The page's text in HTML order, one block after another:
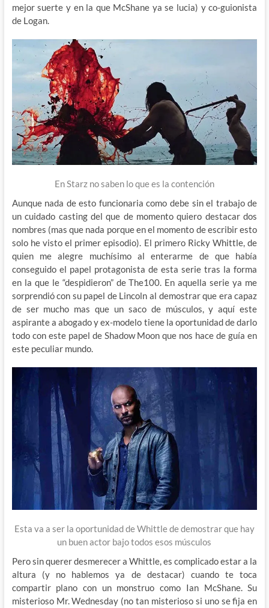
mejor suerte y en la que McShane ya se lucia) y co-guionista
de Logan.
En Starz no saben lo que es la contención
Aunque nada de esto funcionaria como debe sin el trabajo de
un cuidado casting del que de momento quiero destacar dos
nombres (mas que nada porque en el momento de escribir esto
solo he visto el primer episodio). El primero Ricky Whittle, de
quien me alegre muchísimo al enterarme de que había
conseguido el papel protagonista de esta serie tras la forma
en la que le “despidieron” de The100. En aquella serie ya me
sorprendió con su papel de Lincoln al demostrar que era capaz
de ser mucho mas que un saco de músculos, y aquí este
aspirante a abogado y ex-modelo tiene la oportunidad de darlo
todo con este papel de Shadow Moon que nos hace de guía en
este peculiar mundo.
Esta va a ser la oportunidad de Whittle de demostrar que hay
un buen actor bajo todos esos músculos
Pero sin querer desmerecer a Whittle, es complicado estar a la
altura (y no hablemos ya de destacar) cuando te toca
compartir plano con un monstruo como Ian McShane. Su
misterioso Mr. Wednesday (no tan misterioso si uno se fija en